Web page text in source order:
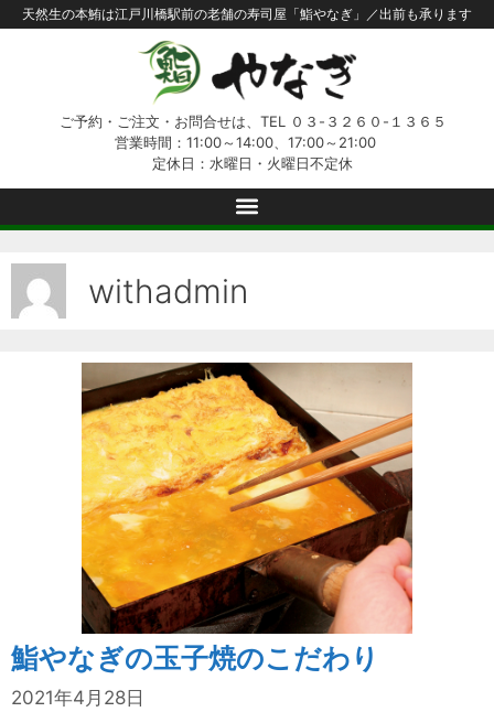
天然生の本鮪は江戸川橋駅前の老舗の寿司屋「鮨やなぎ」／出前も承ります
ご予約・ご注文・お問合せは、TEL ０３-３２６０-１３６５
営業時間：11:00～14:00、17:00～21:00
定休日：水曜日・火曜日不定休
withadmin
鮨やなぎの玉子焼のこだわり
2021年4月28日